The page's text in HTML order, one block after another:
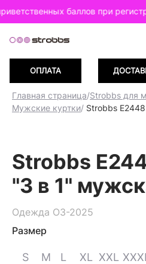
баллов при
ОПЛАТА
Главная страница/Strobbs для
Мужские куртки/ Strobbs
Strobbs
"3 в 1"
Одежда ОЗ-2025
Размер
S M L XL XXL